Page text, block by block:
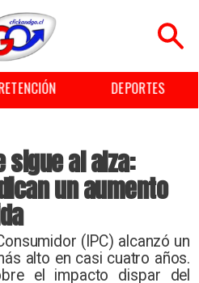
DEPORTES
sigue al alza:
un aumento
(IPC) alcanzó un
alto en casi cuatro años.
el impacto dispar del